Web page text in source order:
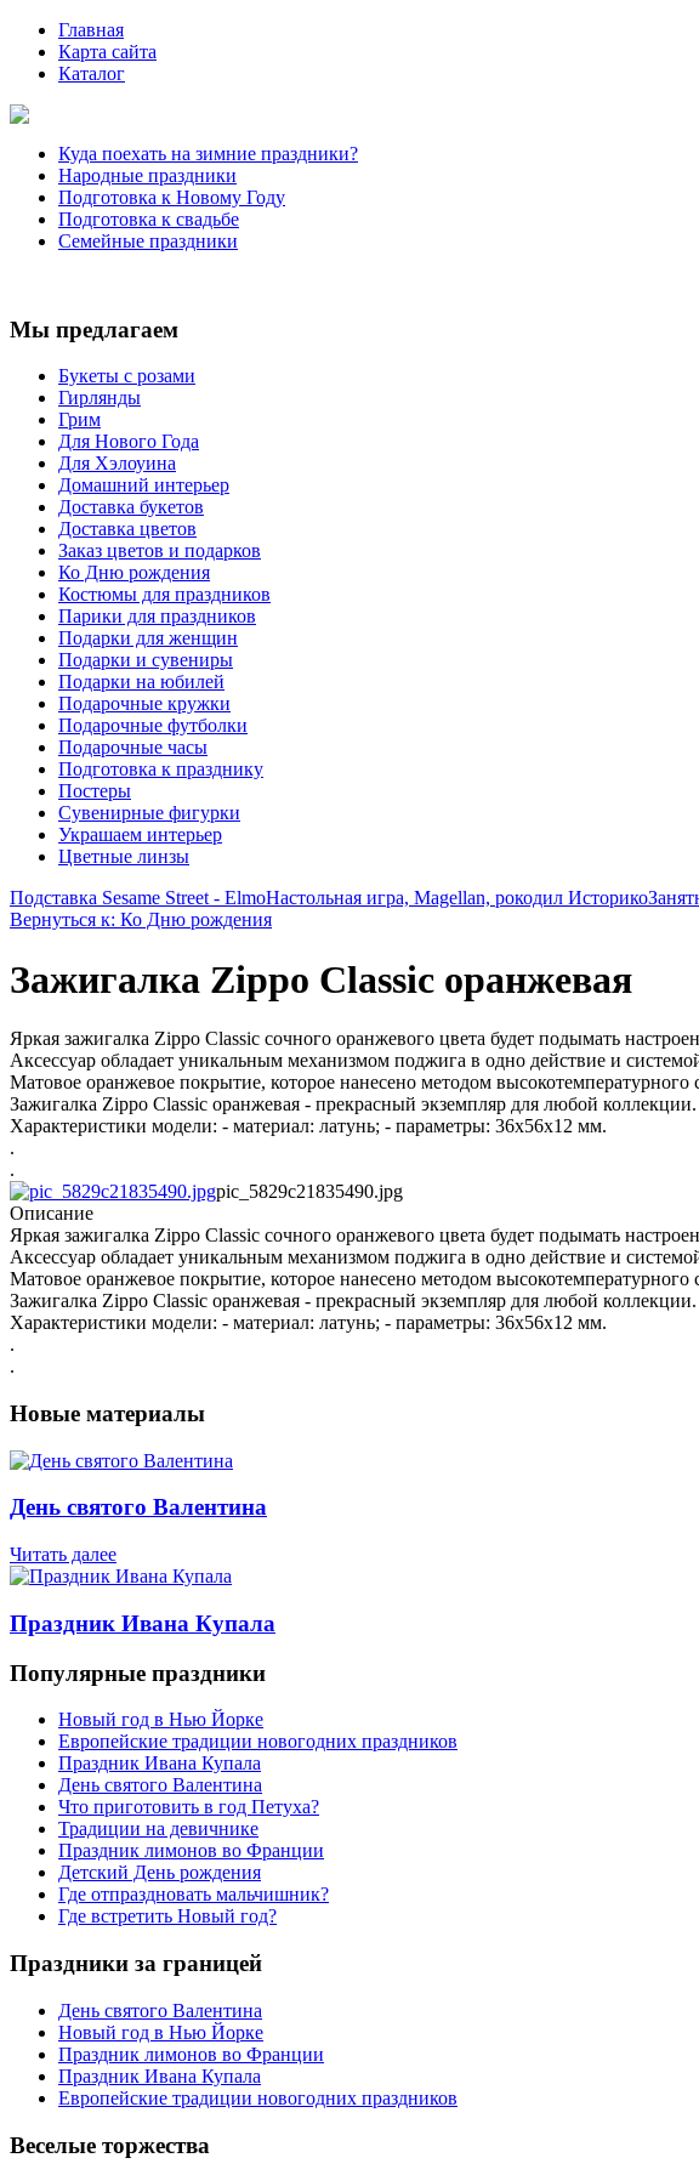
Главная
Карта сайта
Каталог
Куда поехать на зимние праздники?
Народные праздники
Подготовка к Новому Году
Подготовка к свадьбе
Семейные праздники
Мы предлагаем
Букеты с розами
Гирлянды
Грим
Для Нового Года
Для Хэлоуина
Домашний интерьер
Доставка букетов
Доставка цветов
Заказ цветов и подарков
Ко Дню рождения
Костюмы для праздников
Парики для праздников
Подарки для женщин
Подарки и сувениры
Подарки на юбилей
Подарочные кружки
Подарочные футболки
Подарочные часы
Подготовка к празднику
Постеры
Сувенирные фигурки
Украшаем интерьер
Цветные линзы
Подставка Sesame Street - ElmoНастольная игра, Magellan, рокодил
Вернуться к: Ко Дню рождения
Зажигалка Zippo Classic оранжевая
Яркая зажигалка Zippo Classic сочного оранжевого цвета будет подымать
Аксессуар обладает уникальным механизмом поджига в одно действие и
Матовое оранжевое покрытие, которое нанесено методом
Зажигалка Zippo Classic оранжевая - прекрасный экземпляр для любой коллекции.
Характеристики модели: - материал: латунь; - параметры: 36х56х12 мм.
.
.
pic_5829c21835490.jpg
Описание
Яркая зажигалка Zippo Classic сочного оранжевого цвета будет подымать
Аксессуар обладает уникальным механизмом поджига в одно действие и
Матовое оранжевое покрытие, которое нанесено методом
Зажигалка Zippo Classic оранжевая - прекрасный экземпляр для любой коллекции.
Характеристики модели: - материал: латунь; - параметры: 36х56х12 мм.
.
.
Новые материалы
День святого Валентина
Читать далее
Праздник Ивана Купала
Популярные праздники
Новый год в Нью Йорке
Европейские традиции новогодних праздников
Праздник Ивана Купала
День святого Валентина
Что приготовить в год Петуха?
Традиции на девичнике
Праздник лимонов во Франции
Детский День рождения
Где отпраздновать мальчишник?
Где встретить Новый год?
Праздники за границей
День святого Валентина
Новый год в Нью Йорке
Праздник лимонов во Франции
Праздник Ивана Купала
Европейские традиции новогодних праздников
Веселые торжества